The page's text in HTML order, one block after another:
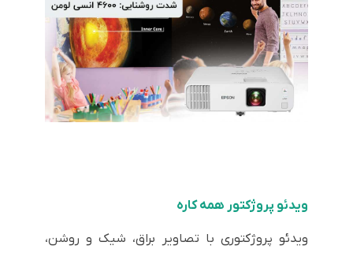
ویدئو پروژکتور همه کاره
ویدئو پروژکتوری با تصاویر براق، شیک و روشن،